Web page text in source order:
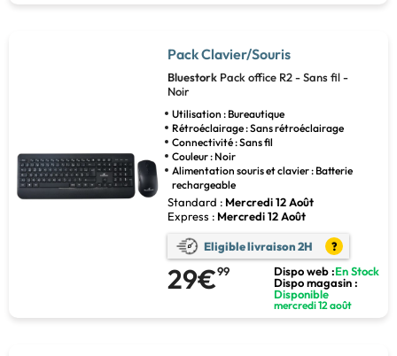
Pack Clavier/Souris
Bluestork Pack office R2 - Sans fil -
Noir
Utilisation : Bureautique
Rétroéclairage : Sans rétroéclairage
Connectivité : Sans fil
Couleur : Noir
Alimentation souris et clavier : Batterie
rechargeable
Standard : Mercredi 12 Août
Express : Mercredi 12 Août
Eligible livraison 2H ?
29€99 Dispo web :En Stock
Dispo magasin :
Disponible
mercredi 12 août